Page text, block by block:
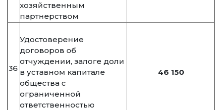
хозяйственным
партнерством
36
Удостоверение
договоров об
отчуждении, залоге доли
в уставном капитале
общества с
ограниченной
ответственностью
46 150